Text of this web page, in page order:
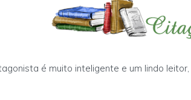
é muito inteligente e um lindo